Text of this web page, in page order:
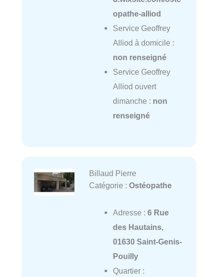
opathe-alliod
Service Geoffrey
Alliod à domicile :
non renseigné
Service Geoffrey
Alliod ouvert
dimanche : non
renseigné
Billaud Pierre
Catégorie : Ostéopathe
Adresse : 6 Rue
des Hautains,
01630 Saint-Genis-
Pouilly
Quartier :